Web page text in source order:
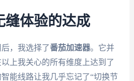
缝体验的达成
，我选择了番茄加速器。它并
上我关心的所有维度上达到了
能线路让我几乎忘记了“切换节